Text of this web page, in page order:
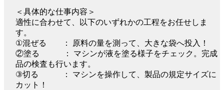
＜具体的な仕事内容＞
適性に合わせて、以下のいずれかの工程をお任せしま
す。
①混ぜる ： 原料の量を測って、大きな袋へ投入！
②塗る ： マシンが液を塗る様子をチェック。完成
品の検査も行います。
③切る ： マシンを操作して、製品の規定サイズに
カット！